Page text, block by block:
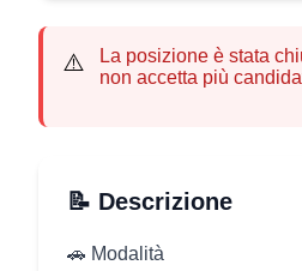
⚠️
La posizione è stata
non accetta più
📝 Descrizione
🚗 Modalità